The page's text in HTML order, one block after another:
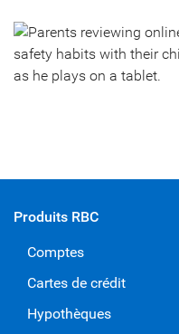
Produits RBC
Comptes
Cartes de crédit
Hypothèques